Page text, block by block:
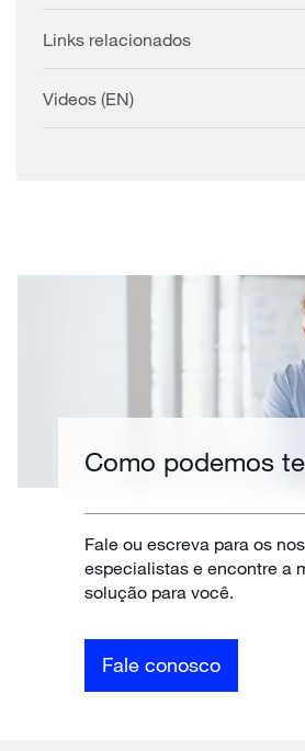
Links relacionados
Videos (EN)
Como podemos
Fale ou escreva para os
especialistas e encontre a
solução para você.
Fale conosco